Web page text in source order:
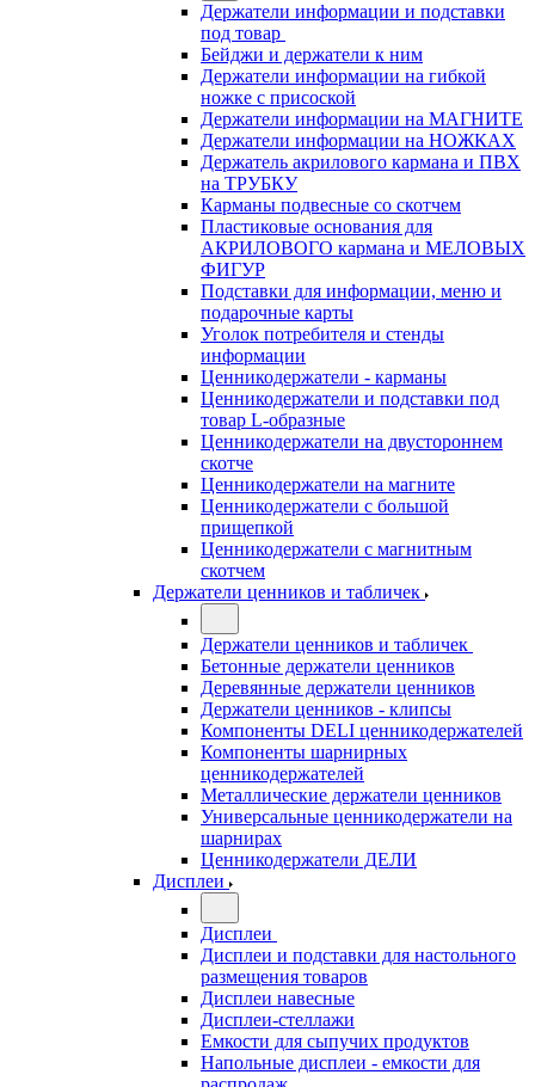
Держатели информации и подставки
под товар
Бейджи и держатели к ним
Держатели информации на гибкой
ножке с присоской
Держатели информации на МАГНИТЕ
Держатели информации на НОЖКАХ
Держатель акрилового кармана и ПВХ
на ТРУБКУ
Карманы подвесные со скотчем
Пластиковые основания для
АКРИЛОВОГО кармана и МЕЛОВЫХ
ФИГУР
Подставки для информации, меню и
подарочные карты
Уголок потребителя и стенды
информации
Ценникодержатели - карманы
Ценникодержатели и подставки под
товар L-образные
Ценникодержатели на двустороннем
скотче
Ценникодержатели на магните
Ценникодержатели с большой
прищепкой
Ценникодержатели с магнитным
скотчем
Держатели ценников и табличек
Держатели ценников и табличек
Бетонные держатели ценников
Деревянные держатели ценников
Держатели ценников - клипсы
Компоненты DELI ценникодержателей
Компоненты шарнирных
ценникодержателей
Металлические держатели ценников
Универсальные ценникодержатели на
шарнирах
Ценникодержатели ДЕЛИ
Дисплеи
Дисплеи
Дисплеи и подставки для настольного
размещения товаров
Дисплеи навесные
Дисплеи-стеллажи
Емкости для сыпучих продуктов
Напольные дисплеи - емкости для